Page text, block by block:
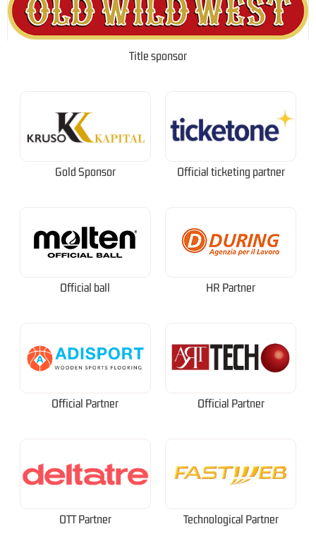
Title sponsor
Gold Sponsor Official ticketing partner
Official ball HR Partner
Official Partner Official Partner
OTT Partner Technological Partner